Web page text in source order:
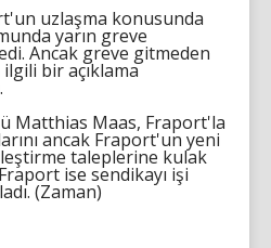
uzlaşma konusunda
yarın greve
Ancak greve gitmeden
bir açıklama
Matthias Maas, Fraport'la
ancak Fraport'un yeni
taleplerine kulak
ise sendikayı işi
(Zaman)